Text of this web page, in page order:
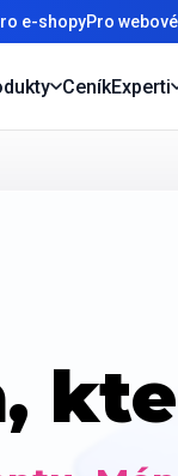
e-shopyPro
CeníkExperti